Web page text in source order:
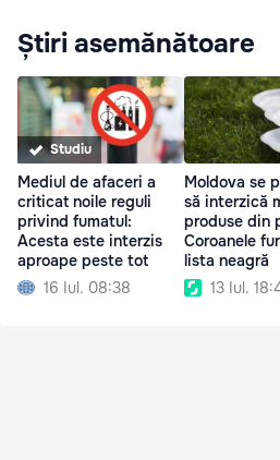
Știri asemănătoare
Studiu
Mediul de afaceri a
criticat noile reguli
privind fumatul:
Acesta este interzis
aproape peste tot
16 Iul. 08:38
Moldova se
să interzică
produse din
Coroanele
lista neagră
13 Iul.